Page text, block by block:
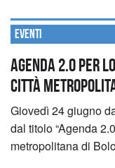
Eventi
Agenda 2.0 per
Città
Giovedì 24 giugno
dal titolo “Agenda
metropolitana di